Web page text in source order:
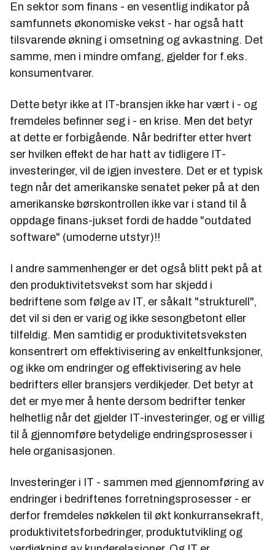
En sektor som finans - en vesentlig indikator på
samfunnets økonomiske vekst - har også hatt
tilsvarende økning i omsetning og avkastning. Det
samme, men i mindre omfang, gjelder for f.eks.
konsumentvarer.
Dette betyr ikke at IT-bransjen ikke har vært i - og
fremdeles befinner seg i - en krise. Men det betyr
at dette er forbigående. Når bedrifter etter hvert
ser hvilken effekt de har hatt av tidligere IT-
investeringer, vil de igjen investere. Det er et typisk
tegn når det amerikanske senatet peker på at den
amerikanske børskontrollen ikke var i stand til å
oppdage finans-jukset fordi de hadde "outdated
software" (umoderne utstyr)!!
I andre sammenhenger er det også blitt pekt på at
den produktivitetsvekst som har skjedd i
bedriftene som følge av IT, er såkalt "strukturell",
det vil si den er varig og ikke sesongbetont eller
tilfeldig. Men samtidig er produktivitetsveksten
konsentrert om effektivisering av enkeltfunksjoner,
og ikke om endringer og effektivisering av hele
bedrifters eller bransjers verdikjeder. Det betyr at
det er mye mer å hente dersom bedrifter tenker
helhetlig når det gjelder IT-investeringer, og er villig
til å gjennomføre betydelige endringsprosesser i
hele organisasjonen.
Investeringer i IT - sammen med gjennomføring av
endringer i bedriftenes forretningsprosesser - er
derfor fremdeles nøkkelen til økt konkurransekraft,
produktivitetsforbedringer, produktutvikling og